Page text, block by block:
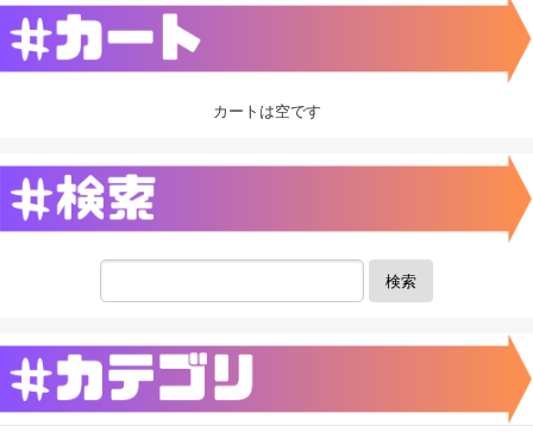
カートは空です
検索